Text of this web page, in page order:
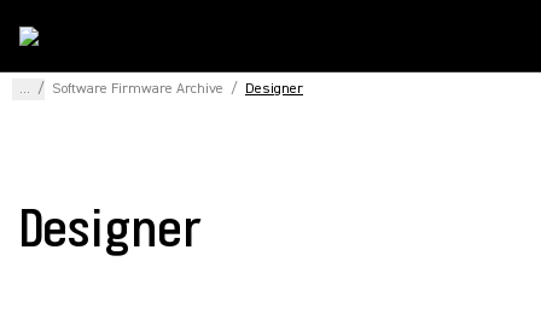
... / Software Firmware Archive / Designer
Designer